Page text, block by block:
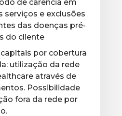
de carência em
serviços e exclusões
das doenças pré-
do cliente
por cobertura
utilização da rede
através de
Possibilidade
fora da rede por